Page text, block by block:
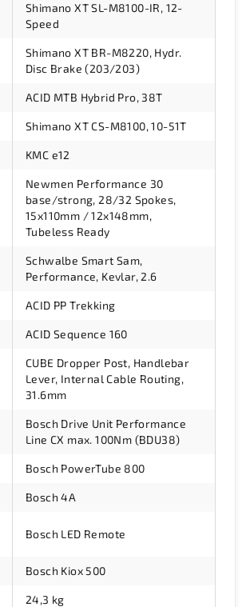
Shimano XT SL-M8100-IR, 12-
Speed
Shimano XT BR-M8220, Hydr.
Disc Brake (203/203)
ACID MTB Hybrid Pro, 38T
Shimano XT CS-M8100, 10-51T
KMC e12
Newmen Performance 30
base/strong, 28/32 Spokes,
15x110mm / 12x148mm,
Tubeless Ready
Schwalbe Smart Sam,
Performance, Kevlar, 2.6
ACID PP Trekking
ACID Sequence 160
CUBE Dropper Post, Handlebar
Lever, Internal Cable Routing,
31.6mm
Bosch Drive Unit Performance
Line CX max. 100Nm (BDU38)
Bosch PowerTube 800
Bosch 4A
Bosch LED Remote
Bosch Kiox 500
24,3 kg